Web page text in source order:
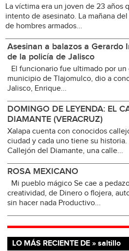
La víctima era un joven de 23 años
intento de asesinato. La mañana
de hombres armados...
Asesinan a balazos a Gerardo
de la policía de Jalisco
El funcionario fue ultimado por
municipio de Tlajomulco, dio a
Jalisco, Enrique...
DOMINGO DE LEYENDA: EL
DIAMANTE (VERACRUZ)
Xalapa cuenta con conocidos
ciudad y cada uno tiene su
Callejón del Diamante, una calle...
ROSA MEXICANO
Mi pueblo mágico Se cae a
creatividad, de Dinero o flojera,
sin hacer nada Productivo...
LO MÁS RECIENTE DE » saltillo